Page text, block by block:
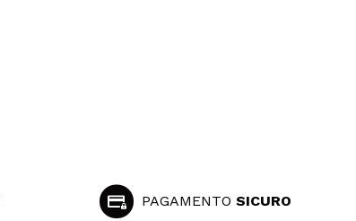
PAGAMENTO SICURO